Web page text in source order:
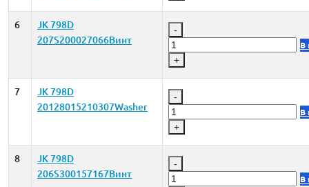
6
JK 798D
207S200027066Винт
-
+
В
7
JK 798D
20128015210307Washer
-
+
В
8
JK 798D
206S300157167Винт
-
В